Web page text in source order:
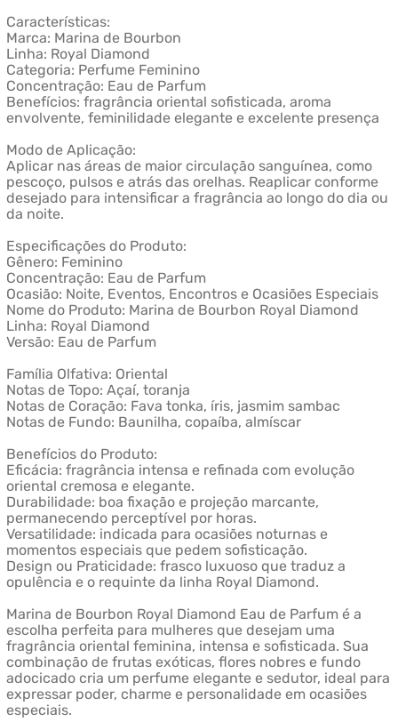
Características:
Marca: Marina de Bourbon
Linha: Royal Diamond
Categoria: Perfume Feminino
Concentração: Eau de Parfum
Benefícios: fragrância oriental sofisticada, aroma
envolvente, feminilidade elegante e excelente presença
Modo de Aplicação:
Aplicar nas áreas de maior circulação sanguínea, como
pescoço, pulsos e atrás das orelhas. Reaplicar conforme
desejado para intensificar a fragrância ao longo do dia ou
da noite.
Especificações do Produto:
Gênero: Feminino
Concentração: Eau de Parfum
Ocasião: Noite, Eventos, Encontros e Ocasiões Especiais
Nome do Produto: Marina de Bourbon Royal Diamond
Linha: Royal Diamond
Versão: Eau de Parfum
Família Olfativa: Oriental
Notas de Topo: Açaí, toranja
Notas de Coração: Fava tonka, íris, jasmim sambac
Notas de Fundo: Baunilha, copaíba, almíscar
Benefícios do Produto:
Eficácia: fragrância intensa e refinada com evolução
oriental cremosa e elegante.
Durabilidade: boa fixação e projeção marcante,
permanecendo perceptível por horas.
Versatilidade: indicada para ocasiões noturnas e
momentos especiais que pedem sofisticação.
Design ou Praticidade: frasco luxuoso que traduz a
opulência e o requinte da linha Royal Diamond.
Marina de Bourbon Royal Diamond Eau de Parfum é a
escolha perfeita para mulheres que desejam uma
fragrância oriental feminina, intensa e sofisticada. Sua
combinação de frutas exóticas, flores nobres e fundo
adocicado cria um perfume elegante e sedutor, ideal para
expressar poder, charme e personalidade em ocasiões
especiais.